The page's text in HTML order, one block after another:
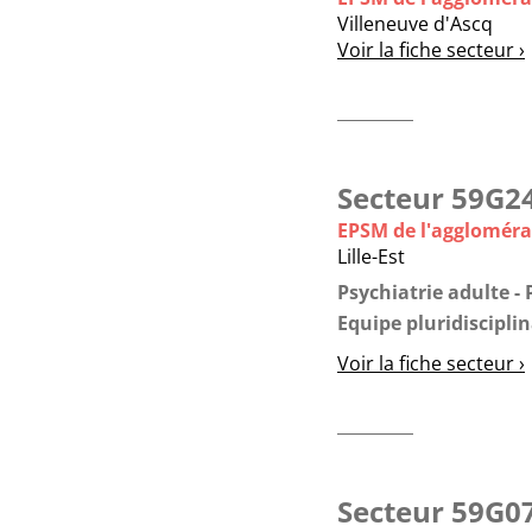
Villeneuve d'Ascq
Voir la fiche secteur ›
Secteur
EPSM de
Lille-Est
Psychiatrie adulte
Equipe
Voir la fiche secteur ›
Secteur